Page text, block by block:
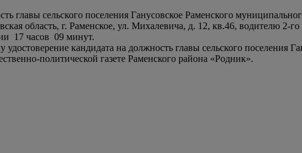
главы сельского поселения Ганусовское Раменского
область, г. Раменское, ул. Михалевича, д. 12, кв.46, водителю
17 часов 09 минут.
кандидата на должность главы сельского поселения
политической газете Раменского района «Родник».